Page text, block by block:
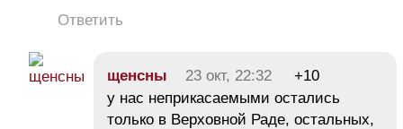
Ответить
щенсны 23 окт, 22:32
+10
у нас неприкасаемыми остались
только в Верховной Раде, остальных,